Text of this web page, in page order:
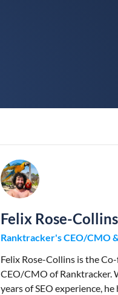
Felix Rose-Collins
Ranktracker's CEO/CMO
Felix Rose-Collins is the
CEO/CMO of Ranktracker.
years of SEO experience, he